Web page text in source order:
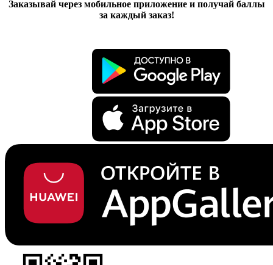
Заказывай через мобильное приложение и получай баллы
за каждый заказ!